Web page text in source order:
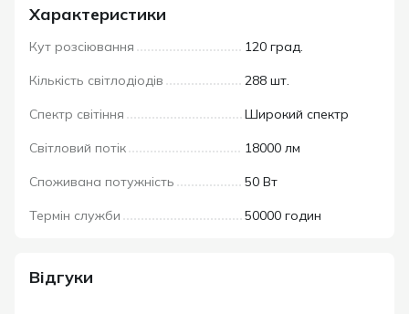
Характеристики
Кут розсіювання 120 град.
Кількість світлодіодів 288 шт.
Спектр світіння Широкий спектр
Світловий потік 18000 лм
Споживана потужність 50 Вт
Термін служби 50000 годин
Відгуки